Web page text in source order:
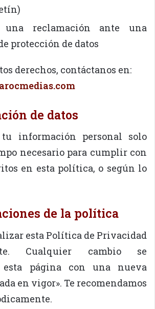
una reclamación ante una
protección de datos
derechos, contáctanos en:
de datos
tu información personal solo
necesario para cumplir con
en esta política, o según lo
de la política
esta Política de Privacidad
Cualquier cambio se
página con una nueva
en vigor». Te recomendamos